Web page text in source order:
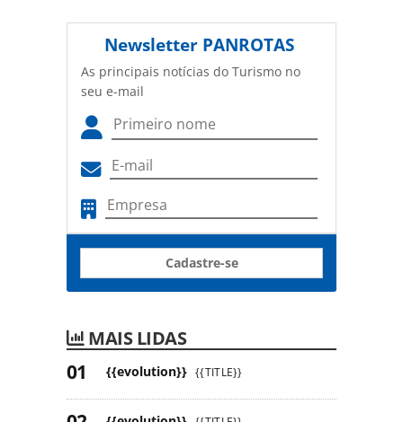
Newsletter PANROTAS
As principais notícias do Turismo no
seu e-mail
Cadastre-se
MAIS LIDAS
{{evolution}} {{TITLE}}